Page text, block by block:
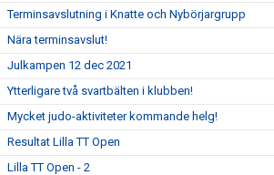
Terminsavslutning i Knatte och Nybörjargrupp
Nära terminsavslut!
Julkampen 12 dec 2021
Ytterligare två svartbälten i klubben!
Mycket judo-aktiviteter kommande helg!
Resultat Lilla TT Open
Lilla TT Open - 2